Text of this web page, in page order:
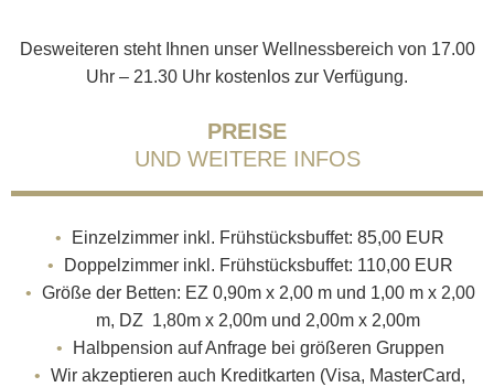
Desweiteren steht Ihnen unser Wellnessbereich von 17.00
Uhr – 21.30 Uhr kostenlos zur Verfügung.
PREISE
UND WEITERE INFOS
Einzelzimmer inkl. Frühstücksbuffet: 85,00 EUR
Doppelzimmer inkl. Frühstücksbuffet: 110,00 EUR
Größe der Betten: EZ 0,90m x 2,00 m und 1,00 m x 2,00
m, DZ 1,80m x 2,00m und 2,00m x 2,00m
Halbpension auf Anfrage bei größeren Gruppen
Wir akzeptieren auch Kreditkarten (Visa, MasterCard,